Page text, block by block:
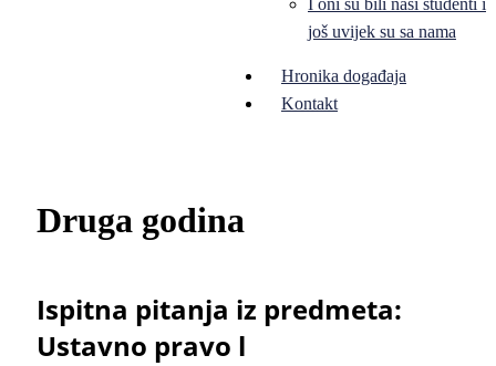
I oni su bili naši studenti i
još uvijek su sa nama
Hronika događaja
Kontakt
Druga godina
Ispitna pitanja iz predmeta:
Ustavno pravo l